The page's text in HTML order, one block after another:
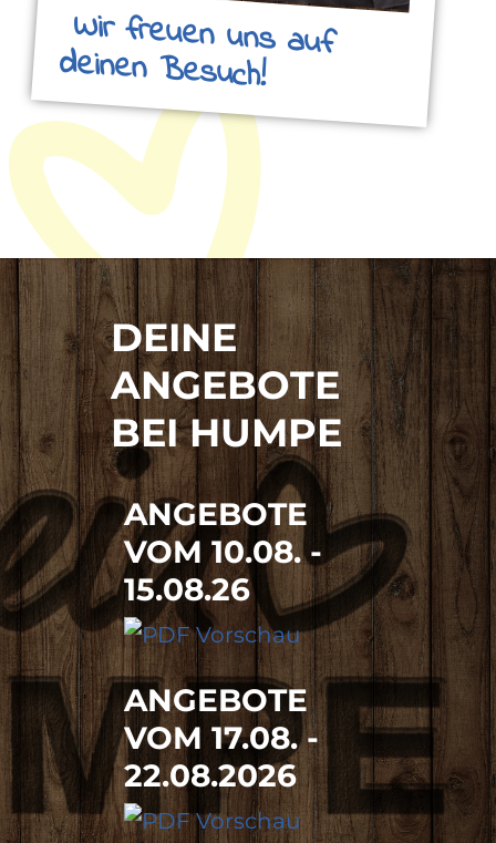
Wir freuen uns auf
deinen Besuch!
DEINE
ANGEBOTE
BEI HUMPE
ANGEBOTE
VOM 10.08. -
15.08.26
ANGEBOTE
VOM 17.08. -
22.08.2026